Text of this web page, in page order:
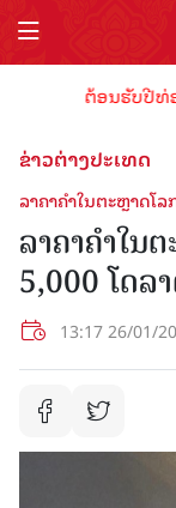
ຕ້ອນຮັບປີທ່
ຂ່າວຕ່າງປະເທດ
ລາ​ຄາ​ຄຳໃນ​ຕະ​ຫຼາດ​ໂ
ລາ​ຄາ​ຄຳໃນ​
5,000 ໂດ​ລ
13:17 26/01/